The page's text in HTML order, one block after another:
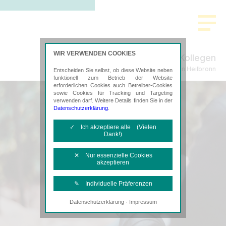
Ritter-Köhnlein & Kollegen
Steuerberatung in Heilbronn
WIR VERWENDEN COOKIES
Entscheiden Sie selbst, ob diese Website neben
funktionell zum Betrieb der Website
erforderlichen Cookies auch Betreiber-Cookies
sowie Cookies für Tracking und Targeting
verwenden darf. Weitere Details finden Sie in der
Datenschutzerklärung
✓ Ich akzeptiere alle (Vielen
Dank!)
✕ Nur essenzielle Cookies
akzeptieren
✎ Individuelle Präferenzen
Notwendige Cookies
Diese Cookies sind erforderlich, um die
Datenschutzerklärung· Impressum